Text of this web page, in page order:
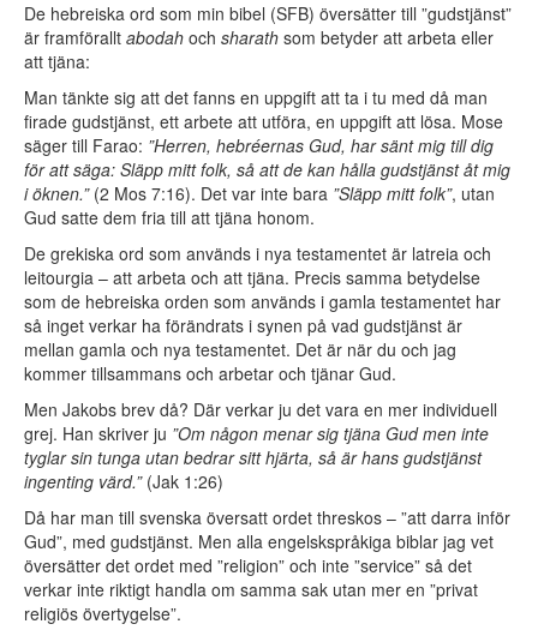
De hebreiska ord som min bibel (SFB) översätter till ”gudstjänst”
är framförallt abodah och sharath som betyder att arbeta eller
att tjäna:
Man tänkte sig att det fanns en uppgift att ta i tu med då man
firade gudstjänst, ett arbete att utföra, en uppgift att lösa. Mose
säger till Farao: ”Herren, hebréernas Gud, har sänt mig till dig
för att säga: Släpp mitt folk, så att de kan hålla gudstjänst åt mig
i öknen.”(2 Mos 7:16). Det var inte bara ”Släpp mitt folk”, utan
Gud satte dem fria till att tjäna honom.
De grekiska ord som används i nya testamentet är latreia och
leitourgia – att arbeta och att tjäna. Precis samma betydelse
som de hebreiska orden som används i gamla testamentet har
så inget verkar ha förändrats i synen på vad gudstjänst är
mellan gamla och nya testamentet. Det är när du och jag
kommer tillsammans och arbetar och tjänar Gud.
Men Jakobs brev då? Där verkar ju det vara en mer individuell
grej. Han skriver ju ”Om någon menar sig tjäna Gud men inte
tyglar sin tunga utan bedrar sitt hjärta, så är hans gudstjänst
ingenting värd.”(Jak 1:26)
Då har man till svenska översatt ordet threskos – ”att darra inför
Gud”, med gudstjänst. Men alla engelskspråkiga biblar jag vet
översätter det ordet med ”religion” och inte ”service” så det
verkar inte riktigt handla om samma sak utan mer en ”privat
religiös övertygelse”.